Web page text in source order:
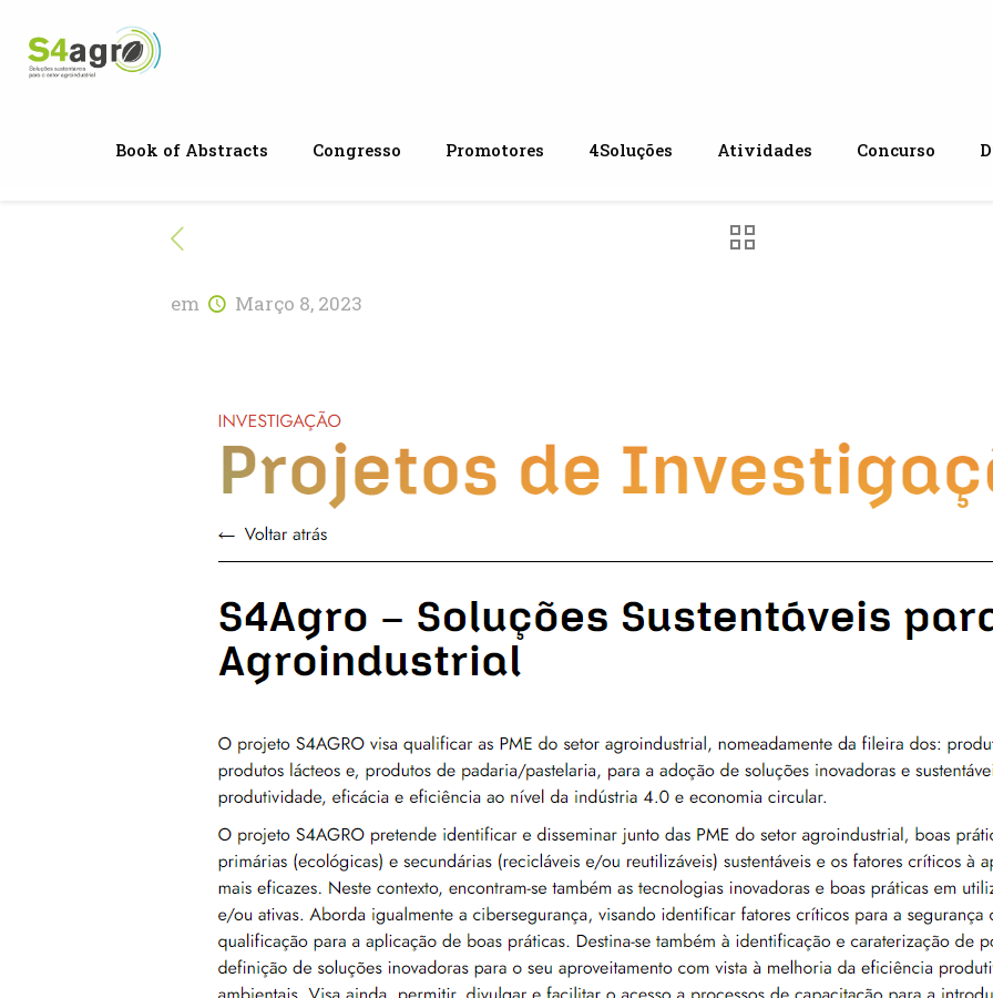
Book of Abstracts Congresso Promotores 4Soluções Atividades Concurso
em Março 8, 2023